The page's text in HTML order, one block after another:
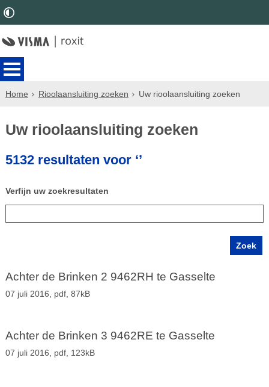
Home Rioolaansluiting zoeken Uw rioolaansluiting zoeken
Uw rioolaansluiting zoeken
5132 resultaten voor ‘’
Verfijn uw zoekresultaten
Achter de Brinken 2 9462RH te Gasselte
07 juli 2016, pdf, 87kB
Achter de Brinken 3 9462RE te Gasselte
07 juli 2016, pdf, 123kB